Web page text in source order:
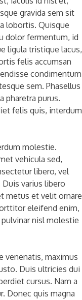
gravida sem sit
lobortis. Quisque
dolor fermentum, id
ligula tristique lacus,
felis accumsan
condimentum
sem. Phasellus
pharetra purus.
felis quis, interdum
molestie.
vehicula sed,
libero, vel
varius libero
metus et velit ornare
eleifend enim,
nisl molestie
venenatis, maximus
Duis ultricies dui
cursus. Nam a
Donec quis magna